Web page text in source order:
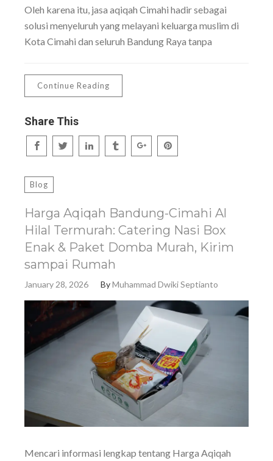
Oleh karena itu, jasa aqiqah Cimahi hadir sebagai
solusi menyeluruh yang melayani keluarga muslim di
Kota Cimahi dan seluruh Bandung Raya tanpa
Continue Reading
Share This
Blog
Harga Aqiqah Bandung-Cimahi Al
Hilal Termurah: Catering Nasi Box
Enak & Paket Domba Murah, Kirim
sampai Rumah
January 28, 2026 ByMuhammad Dwiki Septianto
Mencari informasi lengkap tentang Harga Aqiqah